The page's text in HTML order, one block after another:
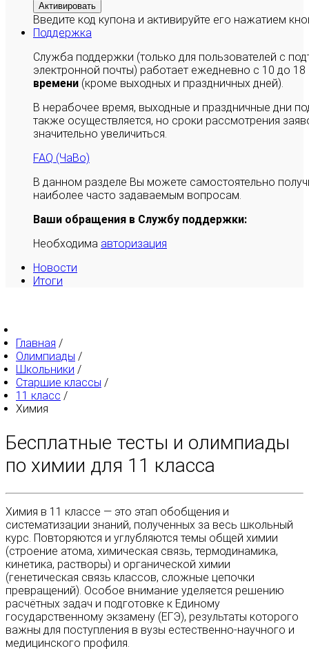
Активировать
Введите код купона и активируйте его нажатием
Поддержка
Служба поддержки (только для пользователей с
электронной почты) работает ежедневно с 10 до
времени (кроме выходных и праздничных дней).
В нерабочее время, выходные и праздничные дни
также осуществляется, но сроки рассмотрения
значительно увеличиться.
FAQ (ЧаВо)
В данном разделе Вы можете самостоятельно
наиболее часто задаваемым вопросам.
Ваши обращения в Службу поддержки:
Необходима авторизация
Новости
Итоги
Главная /
Олимпиады /
Школьники /
Старшие классы /
11 класс /
Химия
Бесплатные тесты и олимпиады
по химии для 11 класса
Химия в 11 классе — это этап обобщения и
систематизации знаний, полученных за весь школьный
курс. Повторяются и углубляются темы общей химии
(строение атома, химическая связь, термодинамика,
кинетика, растворы) и органической химии
(генетическая связь классов, сложные цепочки
превращений). Особое внимание уделяется решению
расчётных задач и подготовке к Единому
государственному экзамену (ЕГЭ), результаты которого
важны для поступления в вузы естественно-научного и
медицинского профиля.